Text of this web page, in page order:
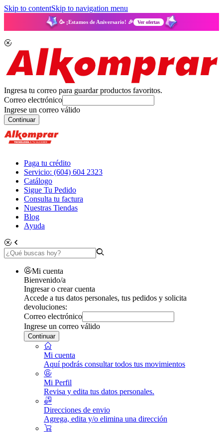
Skip to contentSkip to navigation menu
🥳 ¡Estamos de Aniversario! 🎉 Ver ofertas
Ingresa tu correo para guardar productos favoritos.
Correo electrónico
Ingrese un correo válido
Continuar
Paga tu crédito
Servicio: (604) 604 2323
Catálogo
Sigue Tu Pedido
Consulta tu factura
Nuestras Tiendas
Blog
Ayuda
Mi cuenta
Bienvenido/a
Ingresar o crear cuenta
Accede a tus datos personales, tus pedidos y solicita
devoluciones:
Correo electrónico
Ingrese un correo válido
Continuar
Mi cuenta
Aquí podrás consultar todos tus movimientos
Mi Perfil
Revisa y edita tus datos personales.
Direcciones de envio
Agrega, edita y/o elimina una dirección